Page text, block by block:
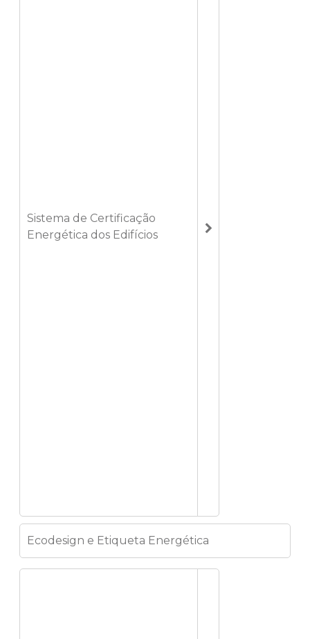
Sistema de Certificação
Energética dos Edifícios
Ecodesign e Etiqueta Energética